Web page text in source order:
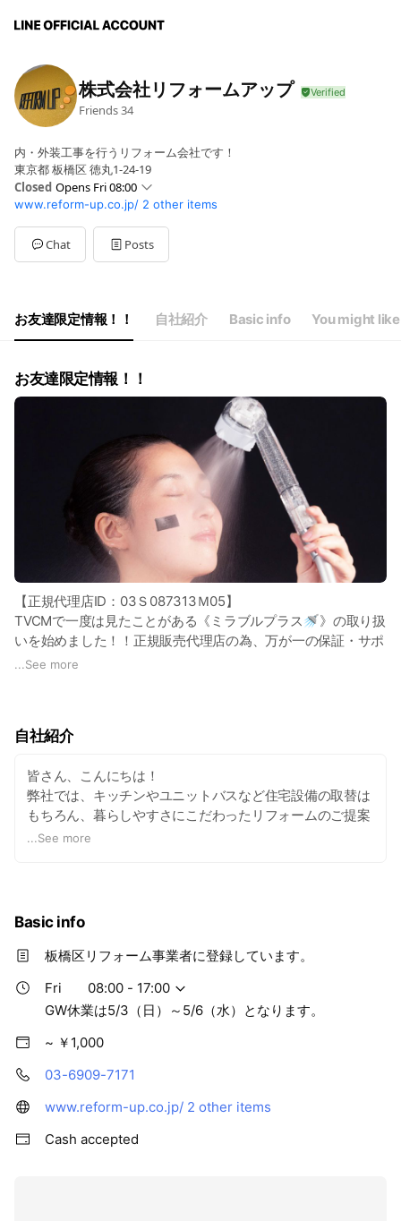
株式会社リフォームアップ
Friends34
内・外装工事を行うリフォーム会社です！
東京都 板橋区 徳丸1-24-19
Closed Opens Fri 08:00
SunClosed
Mon08:00 - 17:00
Tue08:00 - 17:00
Wed08:00 - 17:00
Sat
08:00 - 17:00
GW休業は5/3（日）～5/6（水）となります。
www.reform-up.co.jp/ 2 other items
Chat Posts
お友達限定情報！！ 自社紹介 Basic info You might like
お友達限定情報！！
【正規代理店ID：03Ｓ087313Ｍ05】
TVCMで一度は見たことがある《ミラブルプラス🚿》の取り扱
いを始めました！！正規販売代理店の為、万が一の保証・サポ
ート体制は万全です✨価格・保証についての詳細は、ぜひお
zero》
お取り扱いしていますので気になる方はご連絡ください。
...See more
自社紹介
皆さん、こんにちは！
弊社では、キッチンやユニットバスなど住宅設備の取替は
もちろん、暮らしやすさにこだわったリフォームのご提案
を致します。
弊社はもともと、戸建てやマンション、商業施設、公共施
設の改修工事を専門として行ってきました。
お気軽にご相談ください！
お手伝いをさせてください✨
https://www.city.itabashi.tokyo.jp/tetsuduki/sumai/souda
n/jigyousha/1036467.html
実績も多数あります。
...See more
Basic info
板橋区リフォーム事業者に登録しています。
Fri
08:00 - 17:00
GW休業は5/3（日）～5/6（水）となります。
~ ￥1,000
03-6909-7171
www.reform-up.co.jp/ 2 other items
Cash accepted